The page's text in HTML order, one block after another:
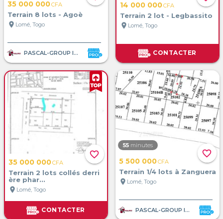
35 000 000CFA
Terrain 8 lots - Agoè
location_on Lomé, Togo
PASCAL-GROUP IMMOBILIER
14 000 000CFA
Terrain 2 lot - Legbassito
location_on Lomé, Togo
CONTACTER
favorite_border
35 000 000CFA
Terrain 2 lots collés derri
ère phar...
location_on Lomé, Togo
CONTACTER
favorite_border
55 minutes
5 500 000CFA
Terrain 1/4 lots à Zanguera
location_on Lomé, Togo
PASCAL-GROUP IMMOBILIER